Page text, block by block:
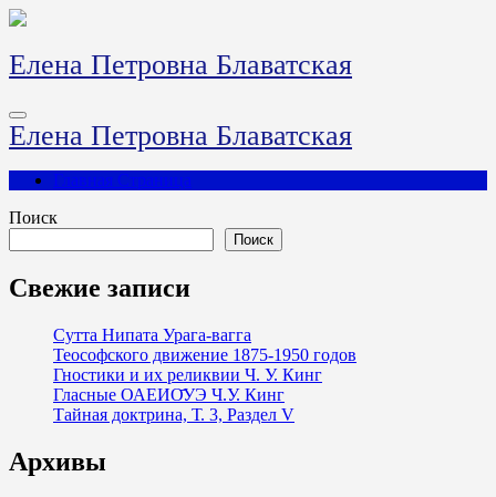
Перейти
содержимому
Елена Петровна Блаватская
Елена Петровна Блаватская
Главная Страница
Поиск
Поиск
Свежие записи
Сутта Нипата Урага-вагга
Теософского движение 1875-1950 годов
Гностики и их реликвии Ч. У. Кинг
Гласные ОАЕИО̄УЭ Ч.У. Кинг
Тайная доктрина, Т. 3, Раздел V
Архивы